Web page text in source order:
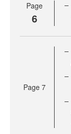
Page
6
Page 7